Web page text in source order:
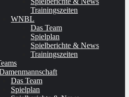
Trainingszeiten
WNBL
Das Team
Spielplan
Spielberichte & News
Trainingszeiten
Das Team
Spielplan